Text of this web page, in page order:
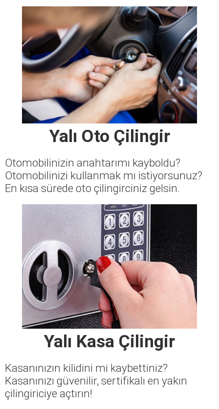
Yalı Oto Çilingir
Otomobilinizin anahtarımı kayboldu?
Otomobilinizi kullanmak mı istiyorsunuz?
En kısa sürede oto çilingirciniz gelsin.
Yalı Kasa Çilingir
Kasanınızın kilidini mi kaybettiniz?
Kasanınızı güvenilir, sertifikalı en yakın
çilingiriciye açtırın!